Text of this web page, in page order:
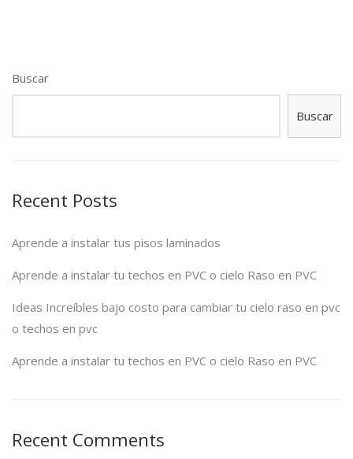
Buscar
Buscar
Recent Posts
Aprende a instalar tus pisos laminados
Aprende a instalar tu techos en PVC o cielo Raso en PVC
Ideas Increíbles bajo costo para cambiar tu cielo raso en pvc
o techos en pvc
Aprende a instalar tu techos en PVC o cielo Raso en PVC
Recent Comments